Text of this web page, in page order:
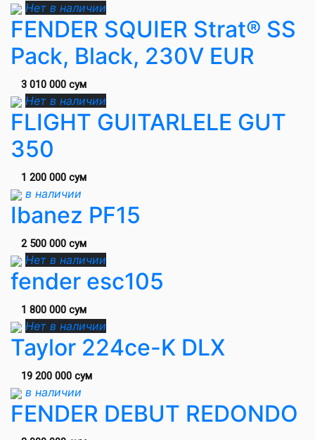
Нет в наличии
FENDER SQUIER Strat® SS
Pack, Black, 230V EUR
3 010 000 сум
Нет в наличии
FLIGHT GUITARLELE GUT
350
1 200 000 сум
в наличии
Ibanez PF15
2 500 000 сум
Нет в наличии
fender esc105
1 800 000 сум
Нет в наличии
Taylor 224ce-K DLX
19 200 000 сум
в наличии
FENDER DEBUT REDONDO